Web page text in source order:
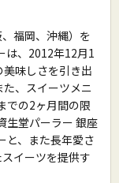
福岡、沖縄）を
は、2012年12月1
味しさを引き出
、スイーツメニ
での2ヶ月間の限
生堂パーラー 銀座
と、また長年愛さ
イーツを提供す